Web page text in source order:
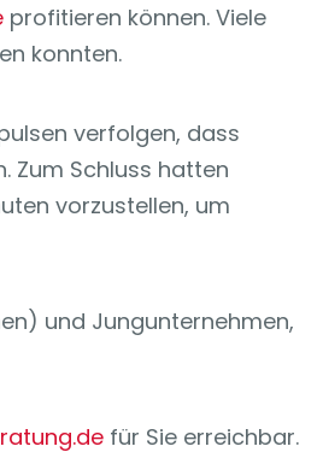
profitieren können. Viele
konnten.
verfolgen, dass
Zum Schluss hatten
vorzustellen, um
und Jungunternehmen,
für Sie erreichbar.